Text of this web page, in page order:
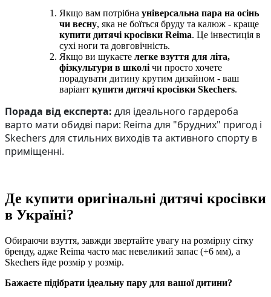
Якщо вам потрібна універсальна пара на осінь
чи весну, яка не боїться бруду та калюж - краще
купити дитячі кросівки Reima. Це інвестиція в
сухі ноги та довговічність.
Якщо ви шукаєте легке взуття для літа,
фізкультури в школі чи просто хочете
порадувати дитину крутим дизайном - ваш
варіант купити дитячі кросівки Skechers.
Порада від експерта: для ідеального гардероба
варто мати обидві пари: Reima для "брудних" пригод і
Skechers для стильних виходів та активного спорту в
приміщенні.
Де купити оригінальні дитячі кросівки
в Україні?
Обираючи взуття, завжди звертайте увагу на розмірну сітку
бренду, адже Reima часто має невеликий запас (+6 мм), а
Skechers йде розмір у розмір.
Бажаєте підібрати ідеальну пару для вашої дитини?